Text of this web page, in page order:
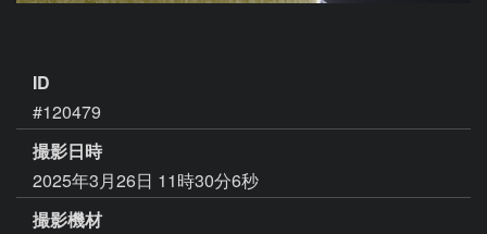
ID
#120479
撮影日時
2025年3月26日 11時30分6秒
撮影機材